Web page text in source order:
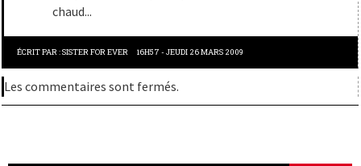
chaud...
ÉCRIT PAR :SISTER FOR EVER 16H57 -JEUDI 26MARS 2009
Les commentaires sont fermés.